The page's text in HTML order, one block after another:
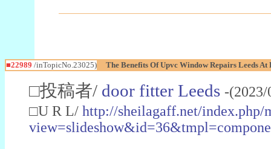
■22989 /inTopicNo.23025) The Benefits Of Upvc Window Repairs Leeds
□投稿者/ door fitter Leeds -
□U R L/ http://sheilagaff.net/index.php/